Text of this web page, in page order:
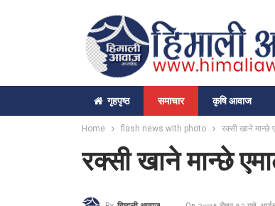
गृहपृष्‍ठ समाचार कृषि आवाज
Home flash news with photo रक्सी खाने
रक्सी खाने मान्छे